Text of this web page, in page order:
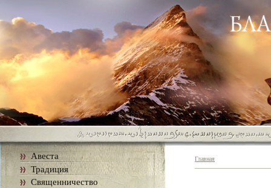
Авеста
Традиция
Священничество
Главная